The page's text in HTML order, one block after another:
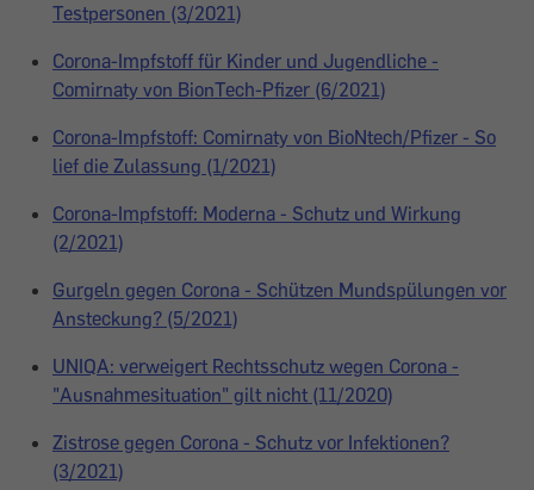
Testpersonen (3/2021)
Corona-Impfstoff für Kinder und Jugendliche -
Comirnaty von BionTech-Pfizer (6/2021)
Corona-Impfstoff: Comirnaty von BioNtech/Pfizer - So
lief die Zulassung (1/2021)
Corona-Impfstoff: Moderna - Schutz und Wirkung
(2/2021)
Gurgeln gegen Corona - Schützen Mundspülungen vor
Ansteckung? (5/2021)
UNIQA: verweigert Rechtsschutz wegen Corona -
"Ausnahmesituation" gilt nicht (11/2020)
Zistrose gegen Corona - Schutz vor Infektionen?
(3/2021)